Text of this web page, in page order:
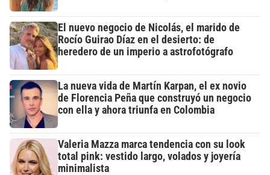
El nuevo negocio de Nicolás, el marido de
Rocío Guirao Díaz en el desierto: de
heredero de un imperio a astrofotógrafo
La nueva vida de Martín Karpan, el ex novio
de Florencia Peña que construyó un negocio
con ella y ahora triunfa en Colombia
Valeria Mazza marca tendencia con su look
total pink: vestido largo, volados y joyería
minimalista